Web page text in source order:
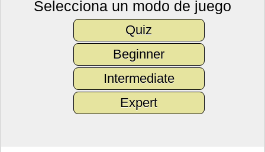
Selecciona un modo de juego
Quiz
Beginner
Intermediate
Expert